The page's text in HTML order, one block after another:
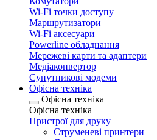
Wi-Fi точки доступу
Маршрутизатори
Wi-Fi аксесуари
Рowerline обладнання
Мережеві карти та адаптери
Медіаконвертор
Супутникові модеми
Офісна техніка
Офісна техніка
Офісна техніка
Пристрої для друку
Струменеві принтери